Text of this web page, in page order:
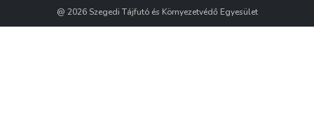
@ 2026 Szegedi Tájfutó és Környezetvédő Egyesület